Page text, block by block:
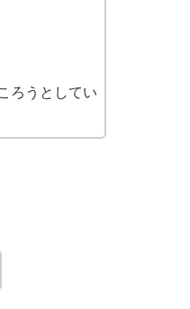
ろうとしてい